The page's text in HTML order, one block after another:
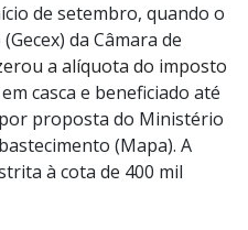
de setembro, quando o
da Câmara de
a alíquota do imposto
em casca e beneficiado até
proposta do Ministério
(Mapa). A
à cota de 400 mil